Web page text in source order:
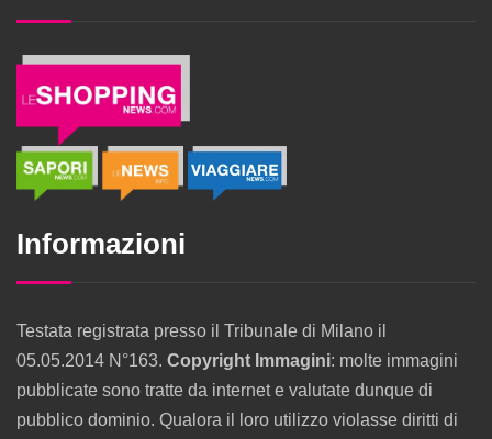
Informazioni
Testata registrata presso il Tribunale di Milano il
05.05.2014 N°163. Copyright Immagini: molte immagini
pubblicate sono tratte da internet e valutate dunque di
pubblico dominio. Qualora il loro utilizzo violasse diritti di